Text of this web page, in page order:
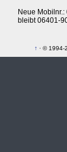
Neue
bleibt 06401-
↑ · © 1994-